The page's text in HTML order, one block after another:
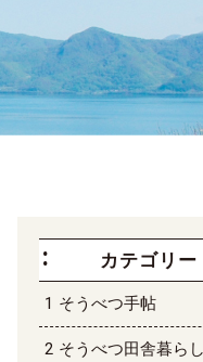
カテゴリー
そうべつ手帖
そうべつ田舎暮らし